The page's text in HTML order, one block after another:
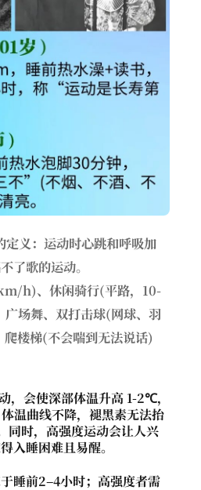
义：运动时心跳和呼吸加
了歌的运动。
h)、休闲骑行(平路，10-
场舞、双打击球(网球、羽
楼梯(不会喘到无法说话)
，会使深部体温升高 1-2℃，
温曲线不降，褪黑素无法抬
时，高强度运动会让人兴
入睡困难且易醒。
睡前2–4小时；高强度者需